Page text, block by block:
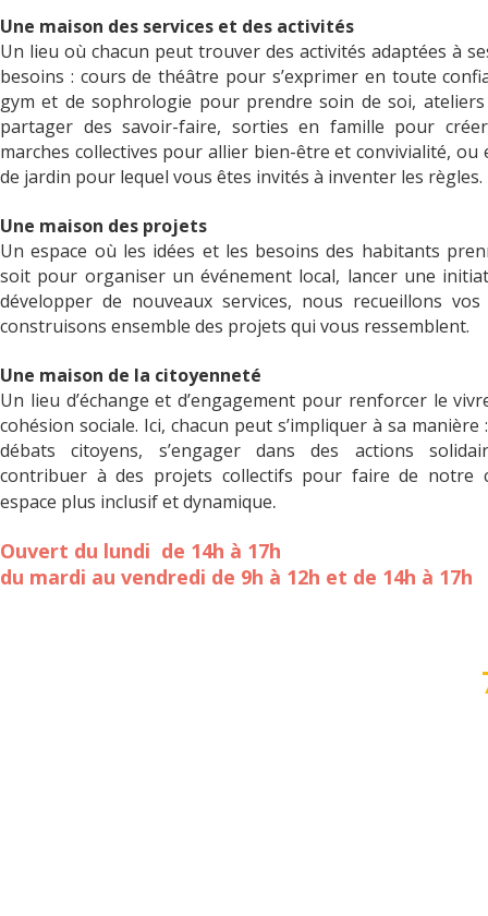
Une maison des services et des activités
Un lieu où chacun peut trouver des activités adaptées à
besoins : cours de théâtre pour s’exprimer en toute
gym et de sophrologie pour prendre soin de soi,
partager des savoir-faire, sorties en famille pour
marches collectives pour allier bien-être et convivialité,
de jardin pour lequel vous êtes invités à inventer les règles.
Une maison des projets
Un espace où les idées et les besoins des habitants
soit pour organiser un événement local, lancer une
développer de nouveaux services, nous recueillons
construisons ensemble des projets qui vous ressemblent.
Une maison de la citoyenneté
Un lieu d’échange et d’engagement pour renforcer le
cohésion sociale. Ici, chacun peut s’impliquer à sa
débats citoyens, s’engager dans des actions
contribuer à des projets collectifs pour faire de notre
espace plus inclusif et dynamique.
Ouvert du lundi de 14h à 17h
du mardi au vendredi de 9h à 12h et de 14h à 17h